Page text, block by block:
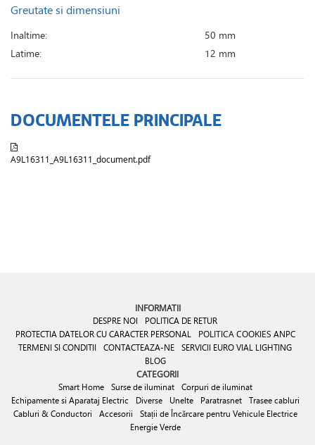
Greutate si dimensiuni
Inaltime:
50 mm
Latime:
12 mm
DOCUMENTELE PRINCIPALE
A9L16311_A9L16311_document.pdf
INFORMATII
DESPRE NOI
POLITICA DE RETUR
PROTECTIA DATELOR CU CARACTER PERSONAL
POLITICA COOKIES ANPC
TERMENI SI CONDITII
CONTACTEAZA-NE SERVICII EURO VIAL LIGHTING
BLOG
CATEGORII
Smart Home Surse de iluminat
Corpuri de iluminat
Echipamente si Aparataj Electric
Diverse Unelte Paratrasnet
Trasee cabluri
Cabluri & Conductori
Accesorii
Stații de Încărcare pentru Vehicule Electrice
Energie Verde